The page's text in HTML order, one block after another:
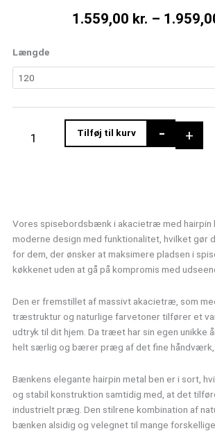
1.559,00 kr. –
Længde
-
Spisebordsbænk
i
akacietræ
hairpin-
antal
+
Tilføj til kurv
Vores spisebordsbænk i akacietræ med hairpin
moderne design med funktionalitet, hvilket gør
for dem, der ønsker at maksimere pladsen i
køkkenet uden at gå på kompromis med
Den er fremstillet af massivt akacietræ, som
træstruktur og naturlige farvetoner tilfører et
udtryk til dit hjem. Da træet har sin egen unikke
helt særlig og bærer præg af det fine håndværk,
Bænkens elegante hairpin metal ben er i sort,
og stabil konstruktion samtidig med, at det
industrielt præg. Den stilrene kombination af
bænken alsidig og velegnet til mange